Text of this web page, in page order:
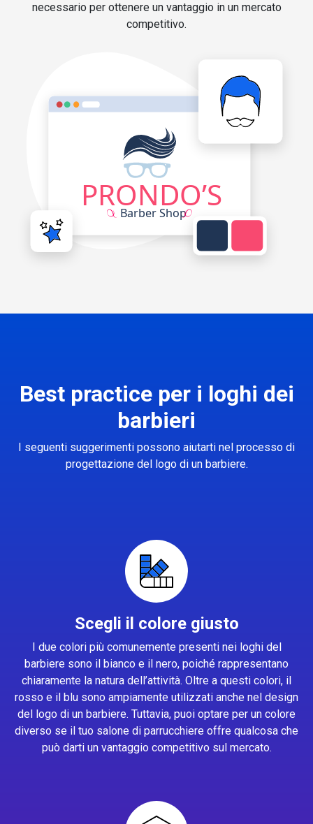
necessario per ottenere un vantaggio in un mercato
competitivo.
Best practice per i loghi dei
barbieri
I seguenti suggerimenti possono aiutarti nel processo di
progettazione del logo di un barbiere.
Scegli il colore giusto
I due colori più comunemente presenti nei loghi del
barbiere sono il bianco e il nero, poiché rappresentano
chiaramente la natura dell’attività. Oltre a questi colori, il
rosso e il blu sono ampiamente utilizzati anche nel design
del logo di un barbiere. Tuttavia, puoi optare per un colore
diverso se il tuo salone di parrucchiere offre qualcosa che
può darti un vantaggio competitivo sul mercato.